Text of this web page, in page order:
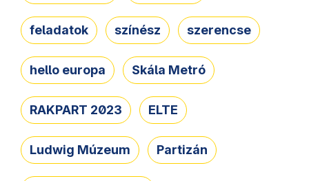
feladatok színész szerencse
hello europa Skála Metró
RAKPART 2023 ELTE
Ludwig Múzeum Partizán